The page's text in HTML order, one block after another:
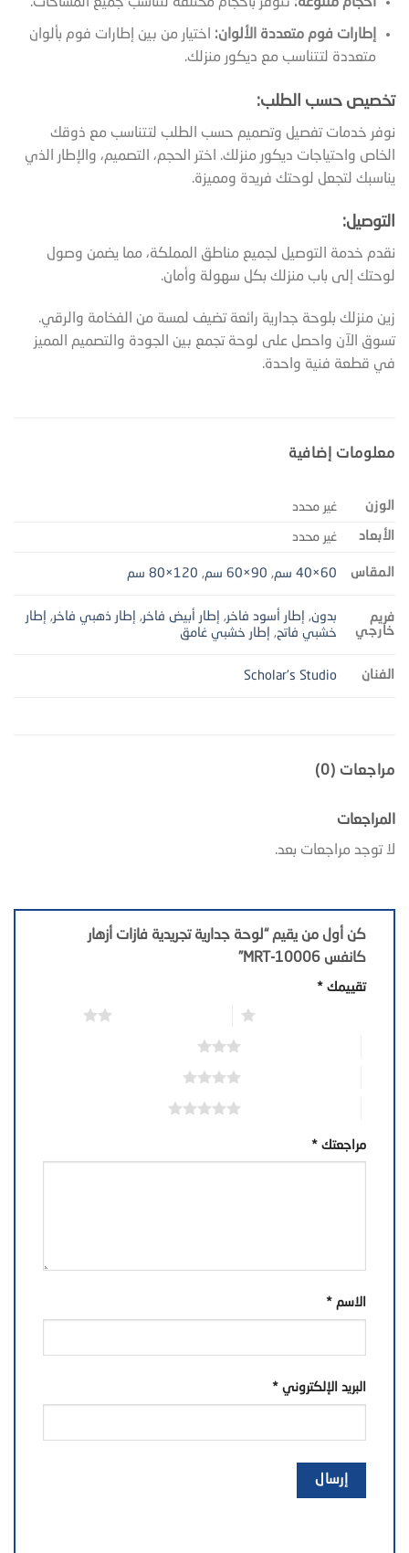
أحجام متنوعة: تتوفر بأحجام مختلفة لتناسب جميع المساحات.
إطارات فوم متعددة الألوان: اختيار من بين إطارات فوم بألوان
متعددة لتتناسب مع ديكور منزلك.
تخصيص حسب الطلب:
نوفر خدمات تفصيل وتصميم حسب الطلب لتتناسب مع ذوقك
الخاص واحتياجات ديكور منزلك. اختر الحجم، التصميم، والإطار الذي
يناسبك لتجعل لوحتك فريدة ومميزة.
التوصيل:
نقدم خدمة التوصيل لجميع مناطق المملكة، مما يضمن وصول
لوحتك إلى باب منزلك بكل سهولة وأمان.
زين منزلك بلوحة جدارية رائعة تضيف لمسة من الفخامة والرقي.
تسوق الآن واحصل على لوحة تجمع بين الجودة والتصميم المميز
في قطعة فنية واحدة.
معلومات إضافية
الوزن غير محدد
الأبعاد غير محدد
المقاس 60×40 سم , 90×60 سم , 120×80 سم
فريم
خارجي
بدون, إطار أسود فاخر, إطار أبيض فاخر, إطار ذهبي فاخر,
إطار
خشبي فاتح, إطار خشبي غامق
الفنان Scholar's Studio
مراجعات (0)
المراجعات
لا توجد مراجعات بعد.
كن أول من يقيم “لوحة جدارية تجريدية فازات أزهار
كانفس MRT-10006”
تقييمك *
مراجعتك *
الاسم *
البريد الإلكتروني *